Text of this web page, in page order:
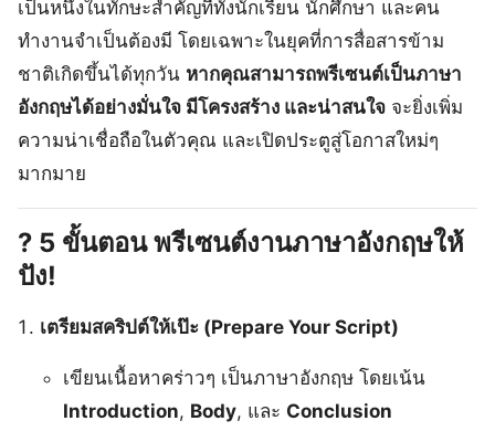
เป็นหนึ่งในทักษะสำคัญที่ทั้งนักเรียน นักศึกษา และคน
ทำงานจำเป็นต้องมี โดยเฉพาะในยุคที่การสื่อสารข้าม
ชาติเกิดขึ้นได้ทุกวัน หากคุณสามารถพรีเซนต์เป็นภาษา
อังกฤษได้อย่างมั่นใจ มีโครงสร้าง และน่าสนใจ จะยิ่งเพิ่ม
ความน่าเชื่อถือในตัวคุณ และเปิดประตูสู่โอกาสใหม่ๆ
มากมาย
? 5 ขั้นตอน พรีเซนต์งานภาษาอังกฤษให้
ปัง!
เตรียมสคริปต์ให้เป๊ะ (Prepare Your Script)
เขียนเนื้อหาคร่าวๆ เป็นภาษาอังกฤษ โดยเน้น
Introduction, Body, และ Conclusion